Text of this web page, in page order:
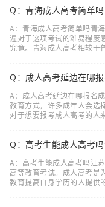
Q：青海成人高考简单吗
A：青海成人高考简单吗青
遍对于这项考试的难易程度
究竟。青海成人高考相较于
Q：成人高考延边在哪报
A：成人高考延边在哪报名
教育方式，许多成年人会选
对于想要报考成人高考的人
Q：高考生能成人高考
A：高考生能成人高考吗江
高等教育考试。成人高考是
教育提高自身学历的人提供